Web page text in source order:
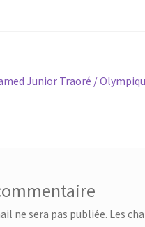
Junior Traoré /
ne sera pas publiée. Les